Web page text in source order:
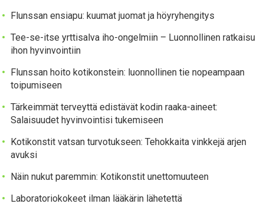
Flunssan ensiapu: kuumat juomat ja höyryhengitys
Tee-se-itse yrttisalva iho-ongelmiin – Luonnollinen ratkaisu
ihon hyvinvointiin
Flunssan hoito kotikonstein: luonnollinen tie nopeampaan
toipumiseen
Tärkeimmät terveyttä edistävät kodin raaka-aineet:
Salaisuudet hyvinvointisi tukemiseen
Kotikonstit vatsan turvotukseen: Tehokkaita vinkkejä arjen
avuksi
Näin nukut paremmin: Kotikonstit unettomuuteen
Laboratoriokokeet ilman lääkärin lähetettä